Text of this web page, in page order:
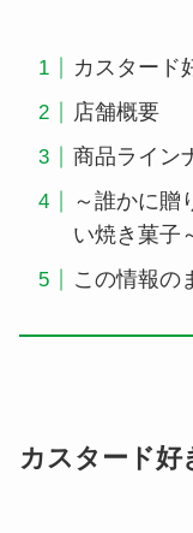
カスタード
店舗概要
商品ライン
～誰かに贈
い焼き菓子
この情報の
カスタード好